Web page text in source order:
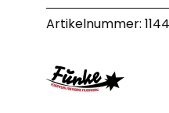
Artikelnummer: 1144